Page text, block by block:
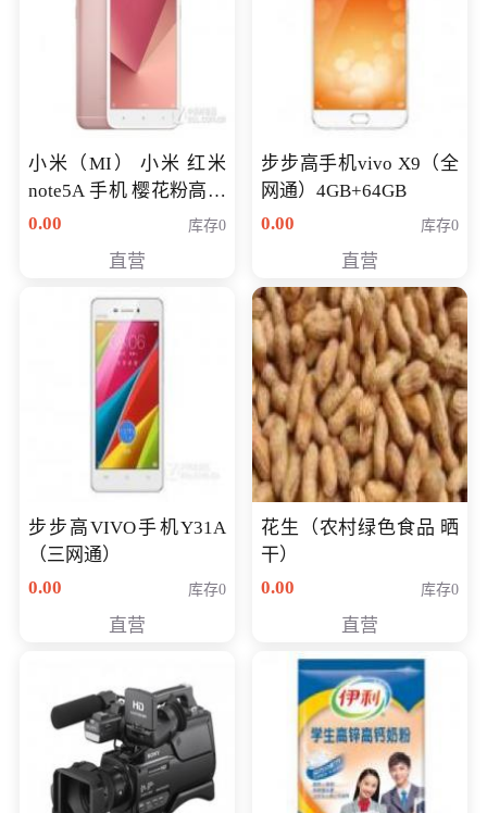
小米（MI） 小米 红米
note5A 手机 樱花粉高配
版 全网通(3G+32G)
0.00 库存0
直营
步步高手机vivo X9（全
网通）4GB+64GB
0.00
库存0
直营
步步高VIVO手机Y31A
（三网通）
0.00
库存0
直营
花生（农村绿色食品 晒
干）
0.00
库存0
直营